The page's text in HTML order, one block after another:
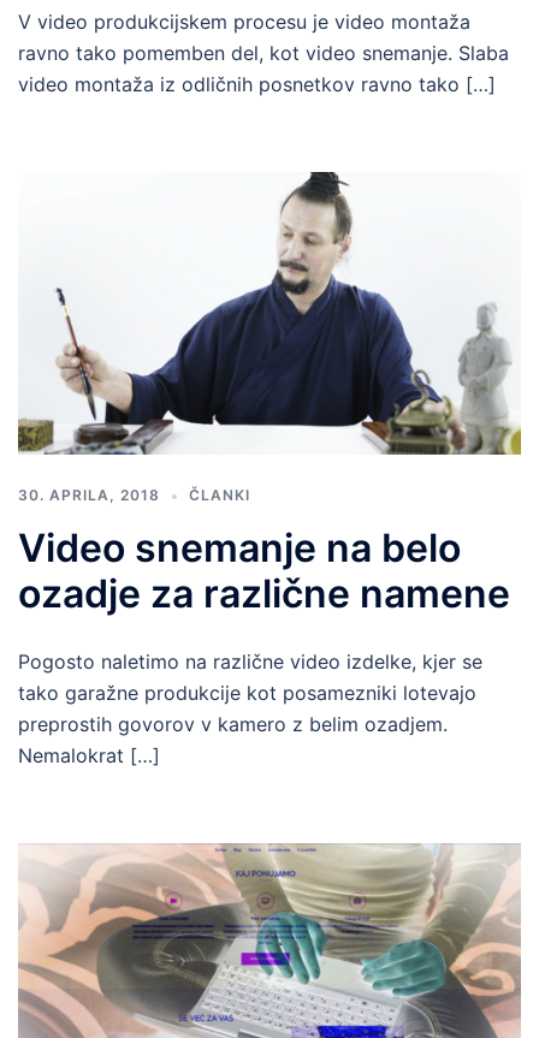
V video produkcijskem procesu je video montaža
ravno tako pomemben del, kot video snemanje. Slaba
video montaža iz odličnih posnetkov ravno tako […]
30. APRILA, 2018 ČLANKI
Video snemanje na belo
ozadje za različne namene
Pogosto naletimo na različne video izdelke, kjer se
tako garažne produkcije kot posamezniki lotevajo
preprostih govorov v kamero z belim ozadjem.
Nemalokrat […]